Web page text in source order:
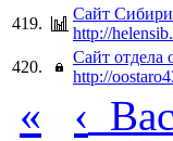
419.
Сайт
http://
420.
Сайт отдела
http://
« ‹